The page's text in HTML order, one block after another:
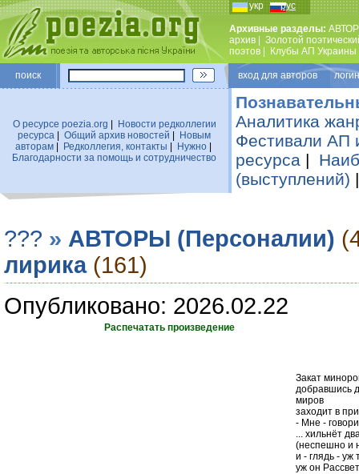
укр рус
Архивные разделы:
архив
Золотой
поэтов
Клубы АП Украины
поиск вход для авторов
О ресурсе poezia.org
Новости редколлегии
ресурса
Общий архив новостей
Новым
авторам| Редколлегия, контакты Нужно|
Благодарности за помощь и сотрудничество
Аналитика
Фестивали АП
ресурса |
(выступлений)
??? » АВТОРЫ (Персоналии)
лирика (161)
Опубликовано: 2026.02.22
Распечатать произведение
Закат
добравшись
миров
заходит в
- Мне -
... хильнёт
(неспешно и
и - глядь - уж
уж он